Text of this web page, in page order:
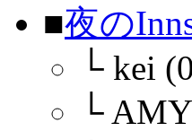
■夜の
└ kei
└